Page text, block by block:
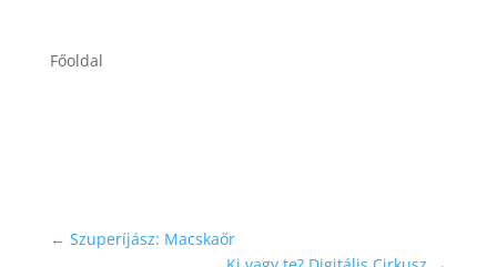
Főoldal
← Szuperíjász: Macskaőr